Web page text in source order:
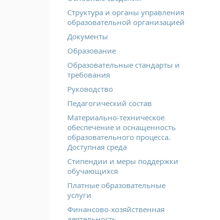
Структура и органы управления
образовательной организацией
Документы
Образование
Образовательные стандарты и
требования
Руководство
Педагогический состав
Материально-техническое
обеспечение и оснащенность
образовательного процесса.
Доступная среда
Стипендии и меры поддержки
обучающихся
Платные образовательные
услуги
Финансово-хозяйственная